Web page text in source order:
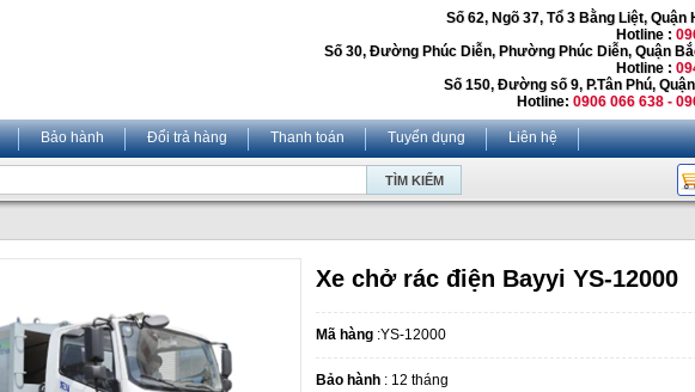
Số 62, Ngõ 37, Tổ 3 Bằng Liệt, Quận
Hotline :
Số 30, Đường Phúc Diễn, Phường Phúc Diễn, Quận
Hotline :
Số 150, Đường số 9, P.Tân Phú,
Hotline: 0906 066 638 -
Bảo hành Đổi trả hàng Thanh toán Tuyển dụng Liên hệ
Xe chở rác điện Bayyi YS-12000
Mã hàng :YS-12000
Bảo hành : 12 tháng